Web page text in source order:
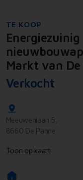
TE KOOP
Energiezuinig
Markt van De
Verkocht
Meeuwenlaan 5,
8660 De Panne
Toon op kaart